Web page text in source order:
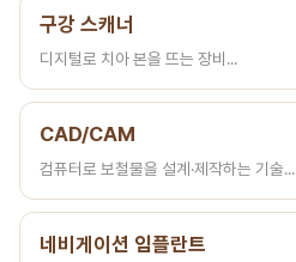
구강 스캐너
디지털로 치아 본을 뜨는 장비...
CAD/CAM
컴퓨터로 보철물을 설계·제작하는 기술...
네비게이션 임플란트